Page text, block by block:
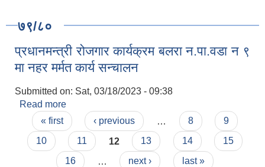
७९/८०
प्रधानमन्त्री रोजगार कार्यक्रम बलरा न.पा.वडा न ९
मा नहर मर्मत कार्य सन्चालन
Submitted on: Sat, 03/18/2023 - 09:38
Read more
मा नहर मर्मत कार्य सन्चालन
Pages
« first ‹ previous 8
9
10
11 12 13 14
15
16
next › last »